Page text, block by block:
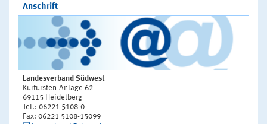
Anschrift
Landesverband Südwest
Kurfürsten-Anlage 62
69115 Heidelberg
Tel.: 06221 5108-0
Fax: 06221 5108-15099